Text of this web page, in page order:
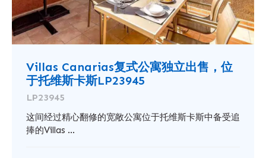
Villas Canarias复式公寓独立出售，位
于托维斯卡斯LP23945
LP23945
这间经过精心翻修的宽敞公寓位于托维斯卡斯中备受追
捧的Villas ...